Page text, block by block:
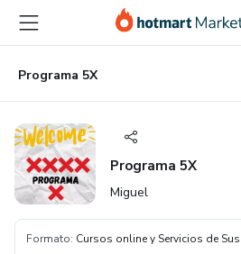
principal
página
de
página
Programa 5X
Programa 5X
Miguel
Formato: Cursos online y Servicios de